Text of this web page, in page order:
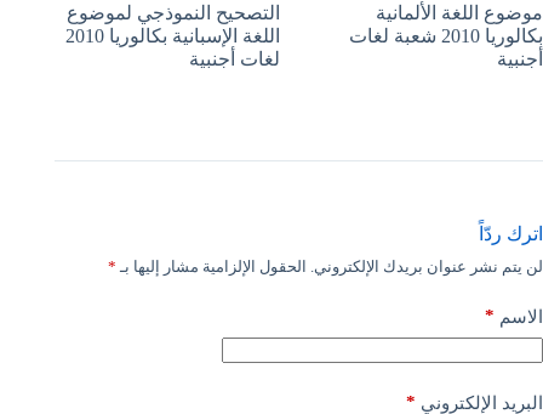
موضوع اللغة الألمانية
بكالوريا 2010 شعبة لغات
أجنبية
التصحيح النموذجي لموضوع
اللغة الإسبانية بكالوريا 2010
لغات أجنبية
اترك ردّاً
لن يتم نشر عنوان بريدك الإلكتروني. الحقول الإلزامية مشار إليها بـ *
الاسم *
البريد الإلكتروني *